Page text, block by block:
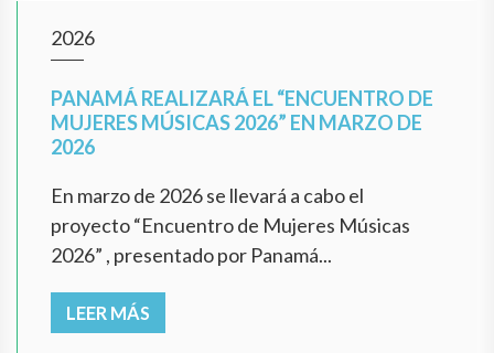
2026
PANAMÁ REALIZARÁ EL “ENCUENTRO DE
MUJERES MÚSICAS 2026” EN MARZO DE
2026
En marzo de 2026 se llevará a cabo el
proyecto “Encuentro de Mujeres Músicas
2026” , presentado por Panamá...
LEER MÁS